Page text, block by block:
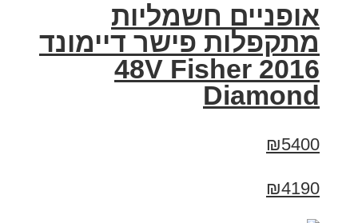
אופניים חשמליות
מתקפלות פישר דיימונד
2016 48V Fisher
Diamond
₪5400
₪4190